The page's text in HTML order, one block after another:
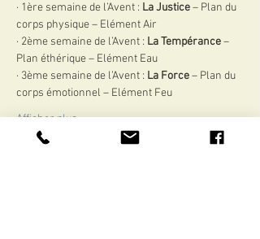
· 1ère semaine de l’Avent : La Justice – Plan du
corps physique – Elément Air
· 2ème semaine de l’Avent : La Tempérance –
Plan éthérique – Elément Eau
· 3ème semaine de l’Avent : La Force – Plan du
corps émotionnel – Elément Feu
Afficher plus